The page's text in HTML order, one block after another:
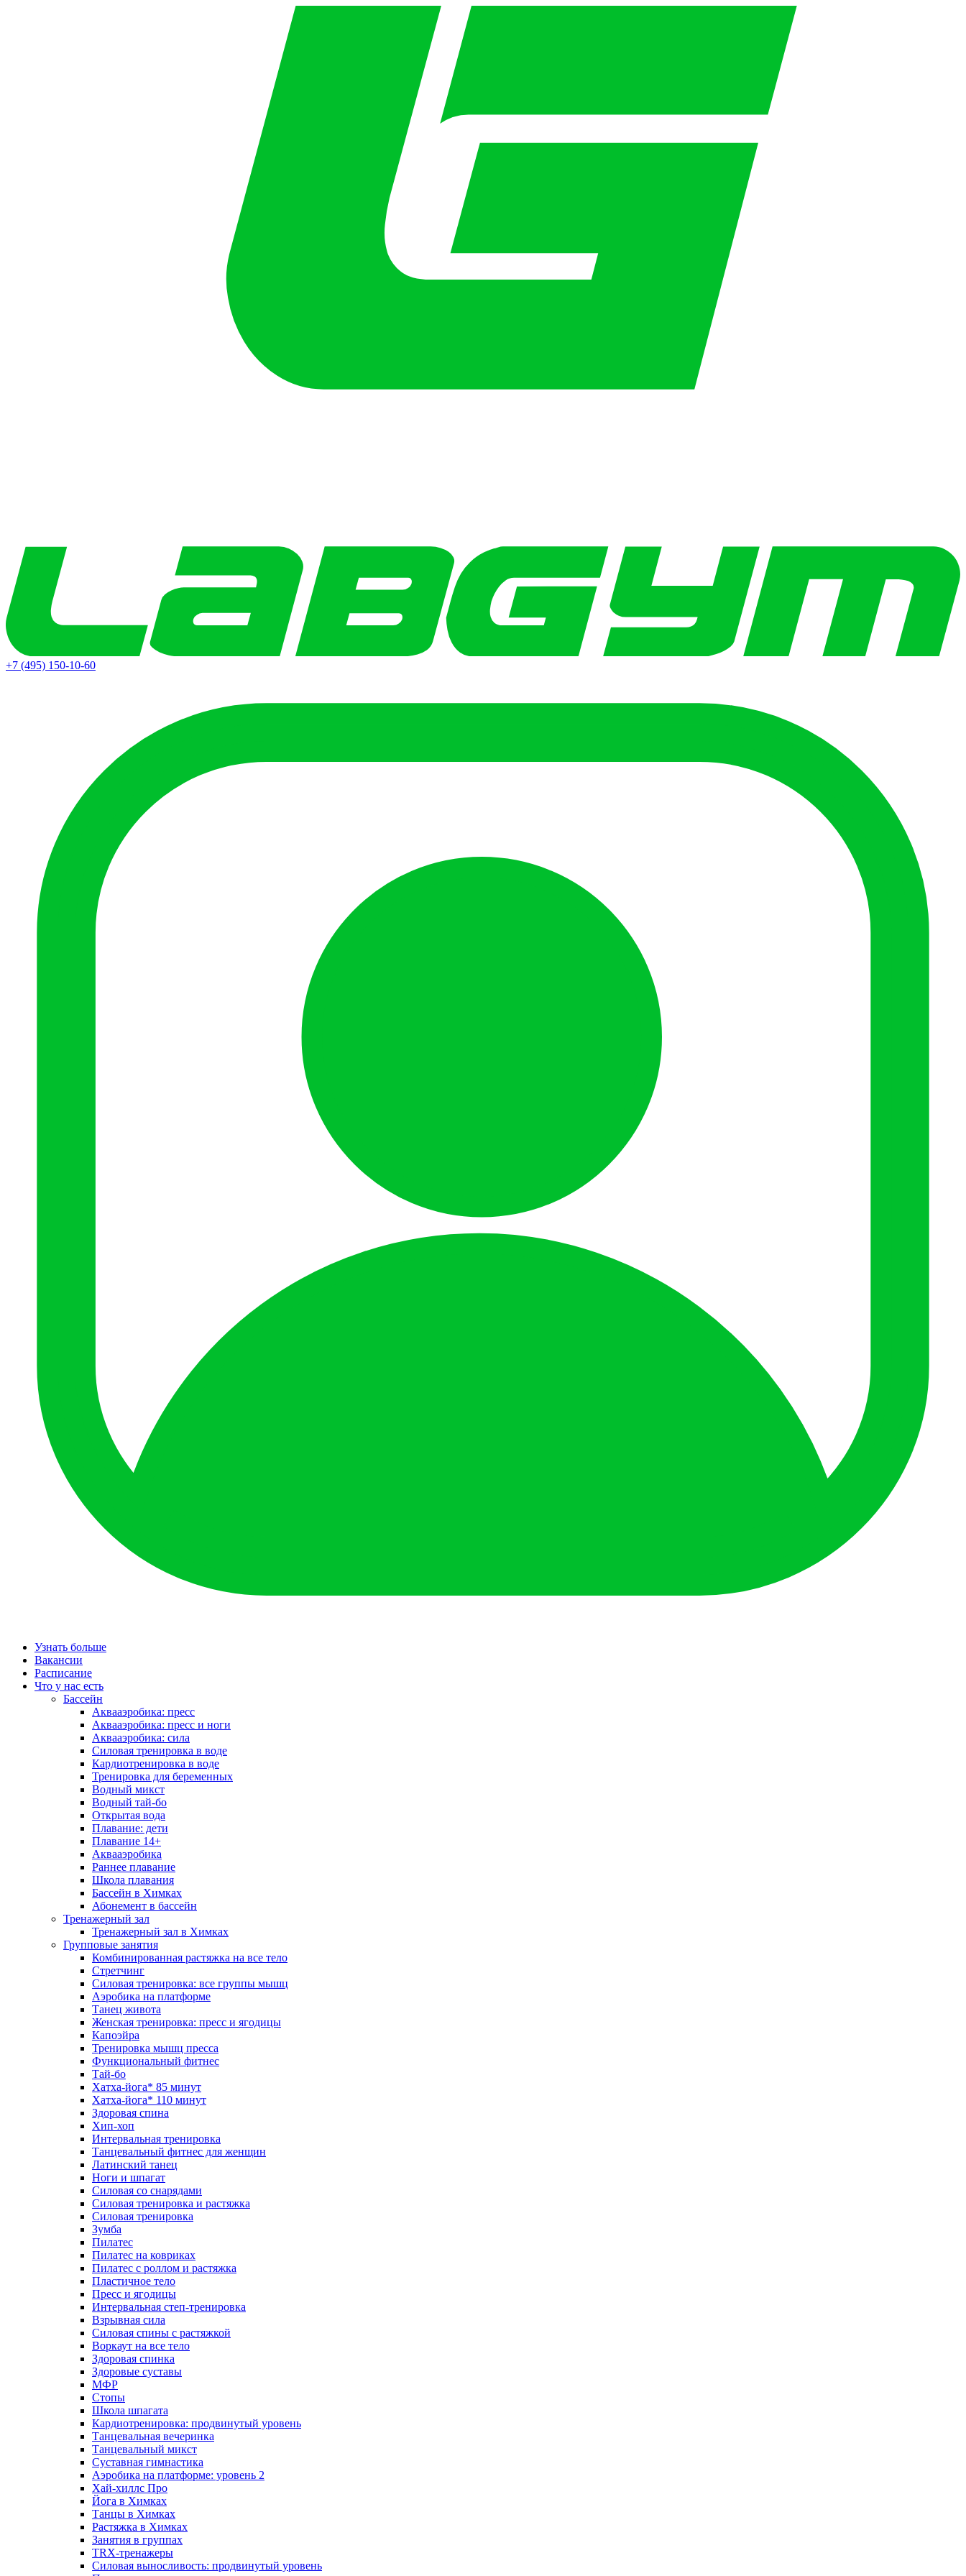
+7 (495) 150-10-60
Узнать больше
Вакансии
Расписание
Что у нас есть
Бассейн
Аквааэробика: пресс
Аквааэробика: пресс и ноги
Аквааэробика: сила
Силовая тренировка в воде
Кардиотренировка в воде
Тренировка для беременных
Водный микст
Водный тай-бо
Открытая вода
Плавание: дети
Плавание 14+
Аквааэробика
Раннее плавание
Школа плавания
Бассейн в Химках
Абонемент в бассейн
Тренажерный зал
Тренажерный зал в Химках
Групповые занятия
Комбинированная растяжка на все тело
Стретчинг
Силовая тренировка: все группы мышц
Аэробика на платформе
Танец живота
Женская тренировка: пресс и ягодицы
Капоэйра
Тренировка мышц пресса
Функциональный фитнес
Тай-бо
Хатха-йога* 85 минут
Хатха-йога* 110 минут
Здоровая спина
Хип-хоп
Интервальная тренировка
Танцевальный фитнес для женщин
Латинский танец
Ноги и шпагат
Силовая со снарядами
Силовая тренировка и растяжка
Силовая тренировка
Зумба
Пилатес
Пилатес на ковриках
Пилатес с роллом и растяжка
Пластичное тело
Пресс и ягодицы
Интервальная степ-тренировка
Взрывная сила
Силовая спины с растяжкой
Воркаут на все тело
Здоровая спинка
Здоровые суставы
МФР
Стопы
Школа шпагата
Кардиотренировка: продвинутый уровень
Танцевальная вечеринка
Танцевальный микст
Суставная гимнастика
Аэробика на платформе: уровень 2
Хай-хиллс Про
Йога в Химках
Танцы в Химках
Растяжка в Химках
Занятия в группах
TRX-тренажеры
Силовая выносливость: продвинутый уровень